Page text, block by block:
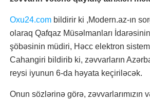
Oxu24.com bildirir ki ,Modern.az-ın
olaraq Qafqaz Müsəlmanları
şöbəsinin müdiri, Həcc elektron
Cahangiri bildirib ki, zəvvarların
reysi iyunun 6-da həyata keçiriləcək.
Onun sözlərinə görə, zəvvarlarımızın